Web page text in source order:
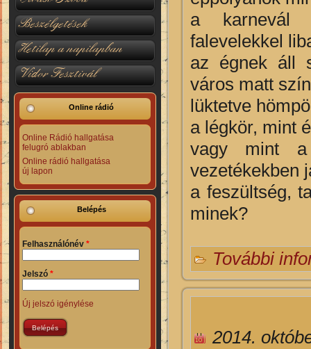
Beszélgetések
Hetilap a napilapban
Vidor Fesztivál
Online rádió
Online Rádió hallgatása
felugró ablakban
Online rádió hallgatása
új lapon
Belépés
Felhasználónév *
Jelszó *
Új jelszó igénylése
a karnevál
falevelekkel
az égnek áll
város matt
lüktetve
a légkör, mint
vagy mint a
vezetékekben
a feszültség,
minek?
További
2014.